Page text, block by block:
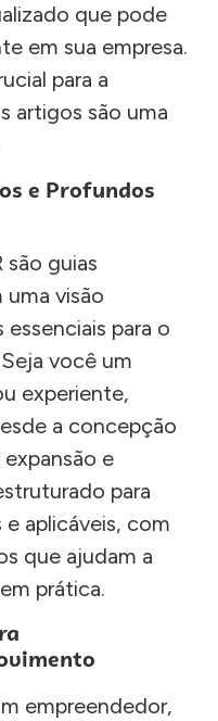
que pode
em sua empresa.
para a
artigos são uma
e Profundos
são guias
visão
para o
você um
experiente,
a concepção
e
para
aplicáveis, com
que ajudam a
prática.
empreendedor,